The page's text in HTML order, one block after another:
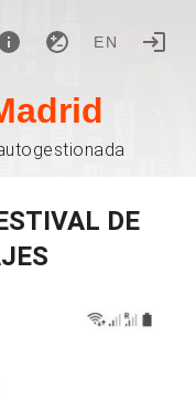
EN
DE